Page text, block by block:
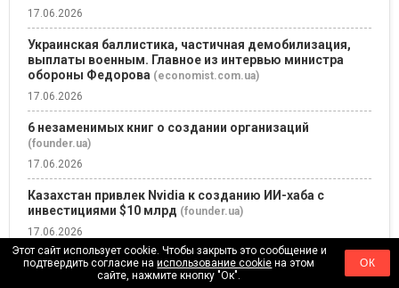
17.06.2026
Украинская баллистика, частичная демобилизация,
выплаты военным. Главное из интервью министра
обороны Федорова (economist.com.ua)
17.06.2026
6 незаменимых книг о создании организаций
(founder.ua)
17.06.2026
Казахстан привлек Nvidia к созданию ИИ-хаба с
инвестициями $10 млрд (founder.ua)
17.06.2026
500 самых богатых людей мира за один день
увеличили состояние на $336 млрд
Этот сайт использует cookie. Чтобы закрыть это сообщение и
подтвердить согласие наиспользование cookie на этом
сайте, нажмите кнопку "Ок".
ОК